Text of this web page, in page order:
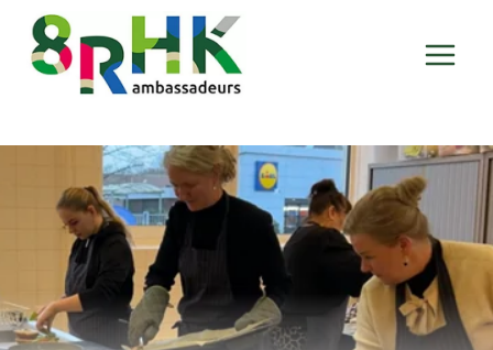
Doorgaan
naar
inhoud